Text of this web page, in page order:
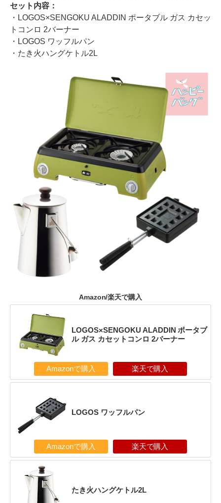
セット内容：
・LOGOS×SENGOKU ALADDIN ポータブル ガス カセッ
トコンロ 2バーナー
・LOGOS ワッフルパン
・たき火ハングケトル2L
Amazon/楽天で購入
LOGOS×SENGOKU ALADDIN ポータブ
ル ガス カセットコンロ 2バーナー
Amazonで購入 楽天で購入
LOGOS ワッフルパン
Amazonで購入 楽天で購入
たき火ハングケトル2L